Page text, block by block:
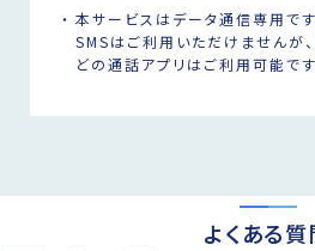
本サービスはデータ通信専用で
SMSはご利用いただけませんが
どの通話アプリはご利用可能です
よくある質